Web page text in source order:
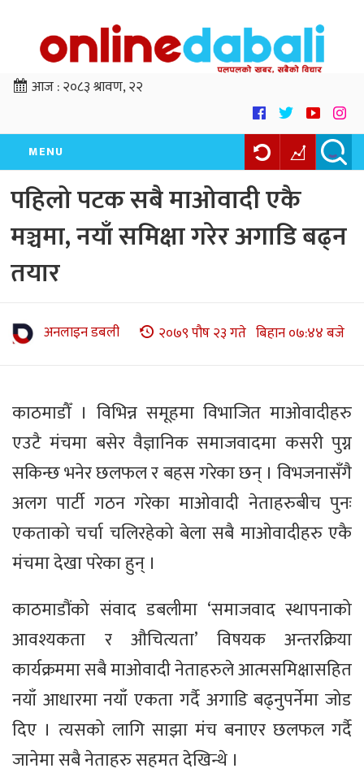
आज :२०८३ श्रावण, २२
MENU
पहिलो पटक सबै माओवादी एकै
मञ्चमा, नयाँ समिक्षा गरेर अगाडि बढ्न
तयार
अनलाइन डबली २०७९ पौष २३ गते बिहान ०७:४४ बजे
काठमाडौँ । विभिन्न समूहमा विभाजित माओवादीहरु
एउटै मंचमा बसेर वैज्ञानिक समाजवादमा कसरी पुग्न
सकिन्छ भनेर छलफल र बहस गरेका छन् । विभजनासँगै
अलग पार्टी गठन गरेका माओवादी नेताहरुबीच पुनः
एकताको चर्चा चलिरहेको बेला सबै माओवादीहरु एकै
मंचमा देखा परेका हुन् ।
काठमाडौंको संवाद डबलीमा ‘समाजवाद स्थापनाको
आवश्यकता र औचित्यता’ विषयक अन्तरक्रिया
कार्यक्रममा सबै माओवादी नेताहरुले आत्मसमिक्षासहित
नयाँ आधारमा नयाँ एकता गर्दै अगाडि बढ्नुपर्नेमा जोड
दिए । त्यसको लागि साझा मंच बनाएर छलफल गर्दै
जानेमा सबै नेताहरु सहमत देखिन्थे ।